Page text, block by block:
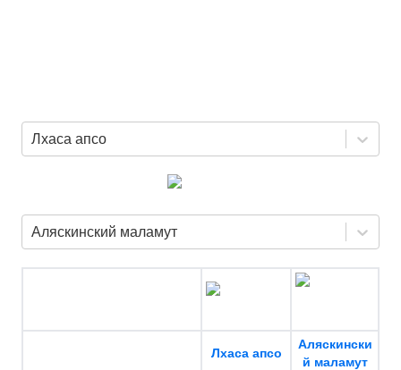
Лхаса апсо
Аляскинский маламут
Лхаса апсо
Аляскински
й маламут